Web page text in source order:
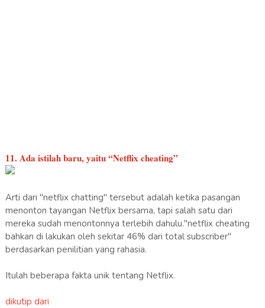
11. Ada istilah baru, yaitu “Netflix cheating”
Arti dari "netflix chatting" tersebut adalah ketika pasangan
menonton tayangan Netflix bersama, tapi salah satu dari
mereka sudah menontonnya terlebih dahulu."netflix cheating
bahkan di lakukan oleh sekitar 46% dari total subscriber"
berdasarkan penilitian yang rahasia.
Itulah beberapa fakta unik tentang Netflix.
dikutip dari